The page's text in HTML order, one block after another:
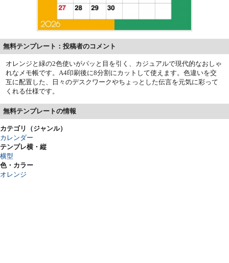
無料テンプレート：投稿者のコメント
オレンジと緑の2色使いがパッと目を引く、カジュアルで現代的なおしゃ
れなメモ帳です。A4印刷後に8分割にカットして使えます。色違いを交
互に配置した、日々のデスクワークやちょっとした伝言を元気に彩って
くれる仕様です。
無料テンプレートの情報
カテゴリ（ジャンル）
カレンダー
テンプレ横・縦
横型
色・カラー
オレンジ